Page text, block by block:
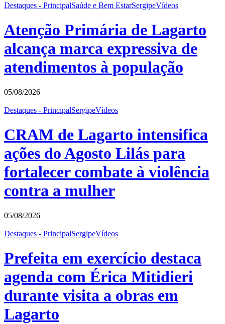
Destaques - PrincipalSaúde e Bem EstarSergipeVídeos
Atenção Primária de Lagarto
alcança marca expressiva de
atendimentos à população
05/08/2026
Destaques - PrincipalSergipeVídeos
CRAM de Lagarto intensifica
ações do Agosto Lilás para
fortalecer combate à violência
contra a mulher
05/08/2026
Destaques - PrincipalSergipeVídeos
Prefeita em exercício destaca
agenda com Érica Mitidieri
durante visita a obras em
Lagarto